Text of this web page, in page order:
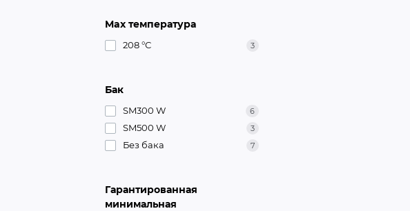
Max температура
208 °С 3
Бак
SM300 W 6
SM500 W 3
Без бака 7
Гарантированная
минимальная